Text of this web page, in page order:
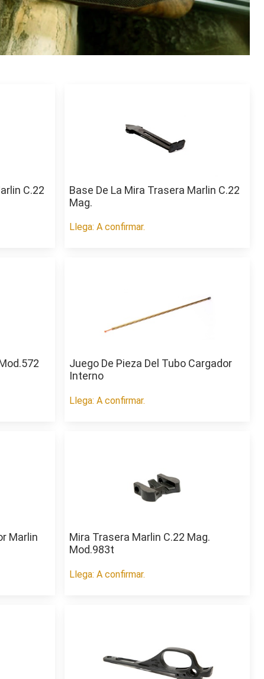
C.22
Base De La Mira Trasera Marlin C.22
Mag.
Llega: A confirmar.
Juego De Pieza Del Tubo Cargador
Interno
Llega: A confirmar.
Marlin
Mira Trasera Marlin C.22 Mag.
Mod.983t
Llega: A confirmar.